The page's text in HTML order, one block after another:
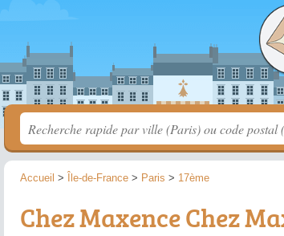
Accueil > Île-de-France > Paris > 17ème
Chez Maxence Chez